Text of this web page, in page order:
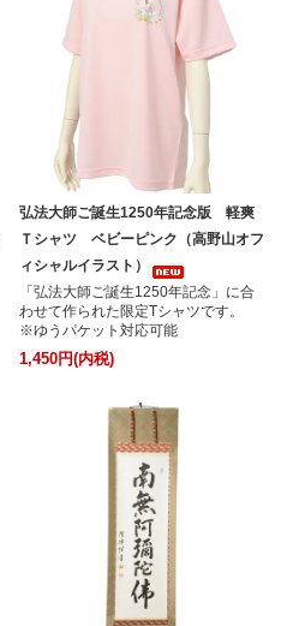
弘法大師ご誕生1250年記念版 軽爽
Ｔシャツ ベビーピンク（高野山オフ
ィシャルイラスト）
「弘法大師ご誕生1250年記念」に合
わせて作られた限定Tシャツです。
※ゆうパケット対応可能
1,450円(内税)